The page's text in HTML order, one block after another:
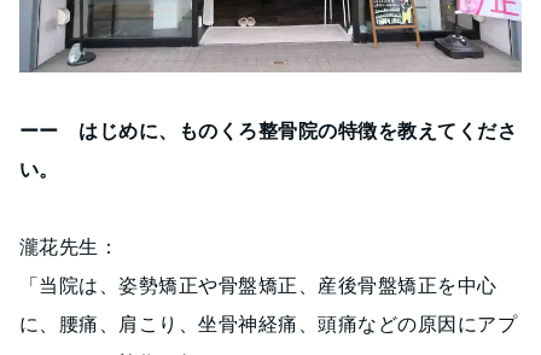
ーー はじめに、ものくろ整骨院の特徴を教えてくださ
い。
瀧花先生：
「当院は、姿勢矯正や骨盤矯正、産後骨盤矯正を中心
に、腰痛、肩こり、坐骨神経痛、頭痛などの原因にアプ